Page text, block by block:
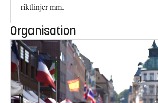
riktlinjer mm.
Organisation